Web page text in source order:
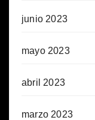
junio 2023
mayo 2023
abril 2023
marzo 2023